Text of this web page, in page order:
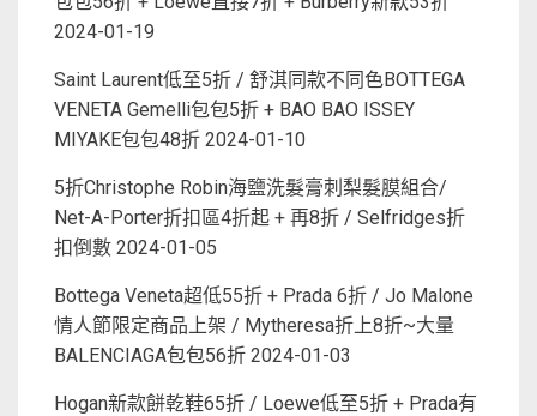
2024-01-19
Saint Laurent低至5折 / 舒淇同款不同色BOTTEGA
VENETA Gemelli包包5折 + BAO BAO ISSEY
MIYAKE包包48折 2024-01-10
5折Christophe Robin海鹽洗髮膏刺梨髮膜組合/
Net-A-Porter折扣區4折起 + 再8折 / Selfridges折
扣倒數 2024-01-05
Bottega Veneta超低55折 + Prada 6折 / Jo Malone
情人節限定商品上架 / Mytheresa折上8折~大量
BALENCIAGA包包56折 2024-01-03
Hogan新款餅乾鞋65折 / Loewe低至5折 + Prada有